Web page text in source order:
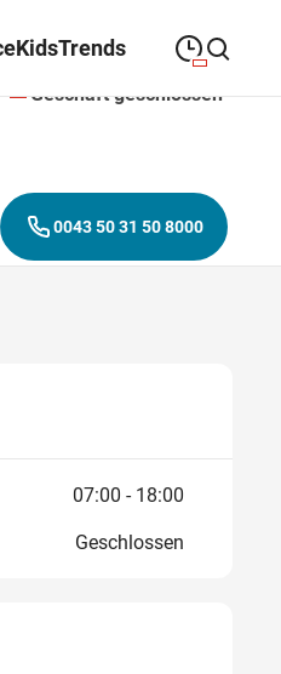
KidsTrends
19:30
09:00—19:30
09:00—18:00
Geschäft geschlossen
0043 50 31 50 8000
07:00 - 18:00
Geschlossen